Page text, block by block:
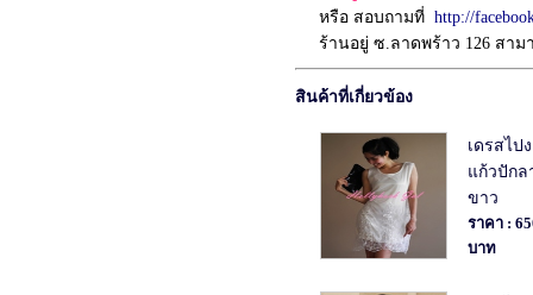
หรือ สอบถามที่ http://
ร้านอยู่ ซ.ลาดพร้าว 126 สา
สินค้าที่เกี่ยวข้อง
เดรสไป
แก้วปักล
ขาว
ราคา :
บาท